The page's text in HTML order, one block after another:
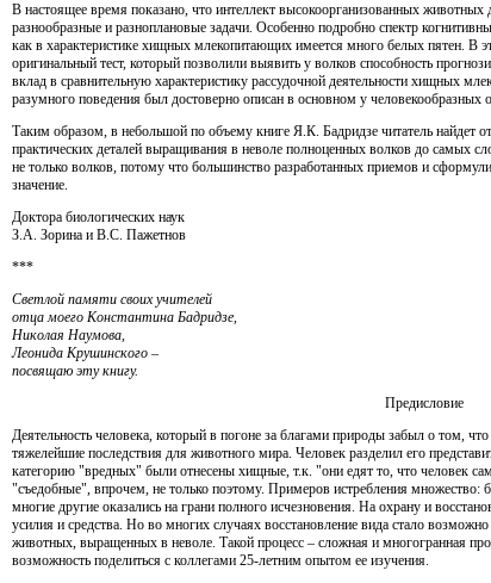
В настоящее время показано, что интеллект высокоорганизованных животных
разнообразные и разноплановые задачи. Особенно подробно спектр
как в характеристике хищных млекопитающих имеется много белых пятен. В
оригинальный тест, который позволили выявить у волков способность
вклад в сравнительную характеристику рассудочной деятельности хищных
разумного поведения был достоверно описан в основном у человекообразных
Таким образом, в небольшой по объему книге Я.К. Бадридзе читатель найдет
практических деталей выращивания в неволе полноценных волков до самых
не только волков, потому что большинство разработанных приемов и
значение.
Доктора биологических наук
З.А. Зорина и В.С. Пажетнов
***
Светлой памяти своих учителей
отца моего Константина Бадридзе,
Николая Наумова,
Леонида Крушинского –
посвящаю эту книгу.
Предисловие
Деятельность человека, который в погоне за благами природы забыл о том,
тяжелейшие последствия для животного мира. Человек разделил его
категорию "вредных" были отнесены хищные, т.к. "они едят то, что человек
"съедобные", впрочем, не только поэтому. Примеров истребления множество:
многие другие оказались на грани полного исчезновения. На охрану и
усилия и средства. Но во многих случаях восстановление вида стало
животных, выращенных в неволе. Такой процесс – сложная и многогранная
возможность поделиться с коллегами 25-летним опытом ее изучения.